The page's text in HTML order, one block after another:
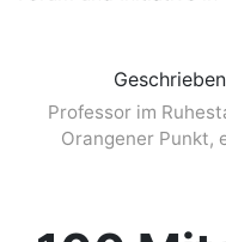
Professor im
Orangener Punkt,